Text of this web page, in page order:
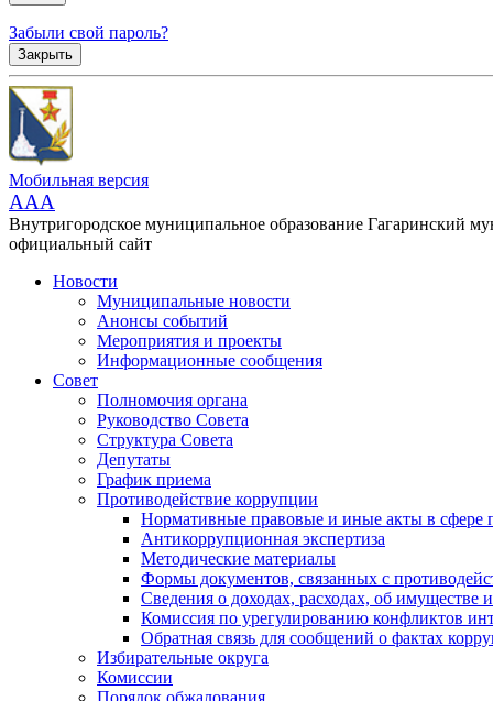
Забыли свой пароль?
Закрыть
Мобильная версия
AAA
Внутригородское муниципальное образование Гагаринский
официальный сайт
Новости
Муниципальные новости
Анонсы событий
Мероприятия и проекты
Информационные сообщения
Совет
Полномочия органа
Руководство Совета
Структура Совета
Депутаты
График приема
Противодействие коррупции
Нормативные правовые и иные акты в сфере
Антикоррупционная экспертиза
Методические материалы
Формы документов, связанных с
Сведения о доходах, расходах, об имуществе
Комиссия по урегулированию конфликтов
Обратная связь для сообщений о фактах
Избирательные округа
Комиссии